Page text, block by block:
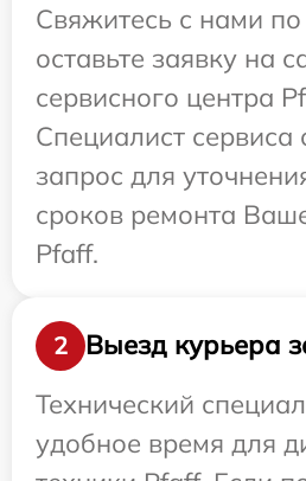
Свяжитесь с нами
оставьте заявку на
сервисного центра
Специалист сервиса
запрос для
сроков ремонта
Pfaff.
2
Выезд курьера
Технический
удобное время для